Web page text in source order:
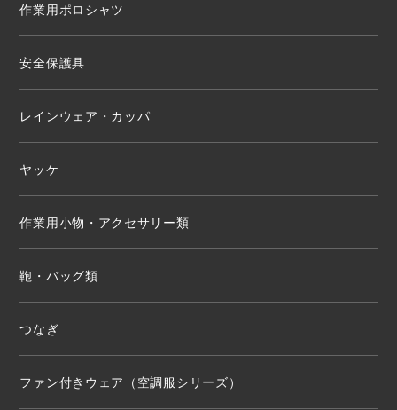
作業用ポロシャツ
安全保護具
レインウェア・カッパ
ヤッケ
作業用小物・アクセサリー類
鞄・バッグ類
つなぎ
ファン付きウェア（空調服シリーズ）